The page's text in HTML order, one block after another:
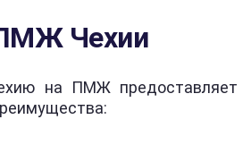
Чехии
на ПМЖ предоставляет